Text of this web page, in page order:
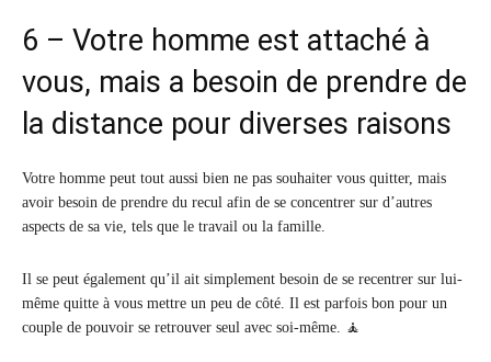
6 – Votre homme est attaché à
vous, mais a besoin de prendre de
la distance pour diverses raisons
Votre homme peut tout aussi bien ne pas souhaiter vous quitter, mais
avoir besoin de prendre du recul afin de se concentrer sur d’autres
aspects de sa vie, tels que le travail ou la famille.
Il se peut également qu’il ait simplement besoin de se recentrer sur lui-
même quitte à vous mettre un peu de côté. Il est parfois bon pour un
couple de pouvoir se retrouver seul avec soi-même. 🧘